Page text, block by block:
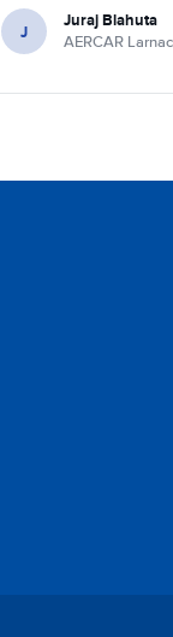
J Juraj Blahuta
AERCAR